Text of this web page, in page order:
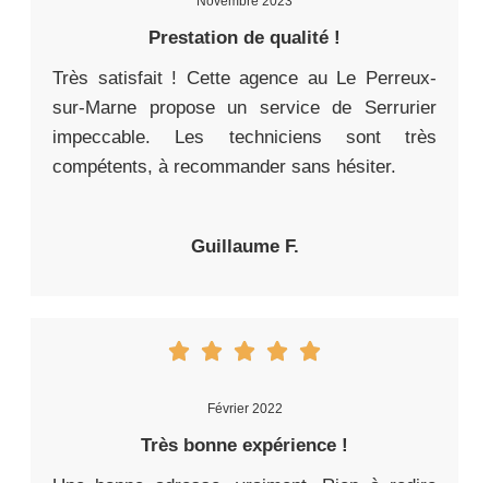
Prestation de qualité !
Très satisfait ! Cette agence au Le Perreux-
sur-Marne propose un service de Serrurier
impeccable. Les techniciens sont très
compétents, à recommander sans hésiter.
Guillaume F.
Février 2022
Très bonne expérience !